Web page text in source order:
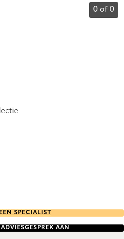
0 of 0
SPECIALIST
AAN